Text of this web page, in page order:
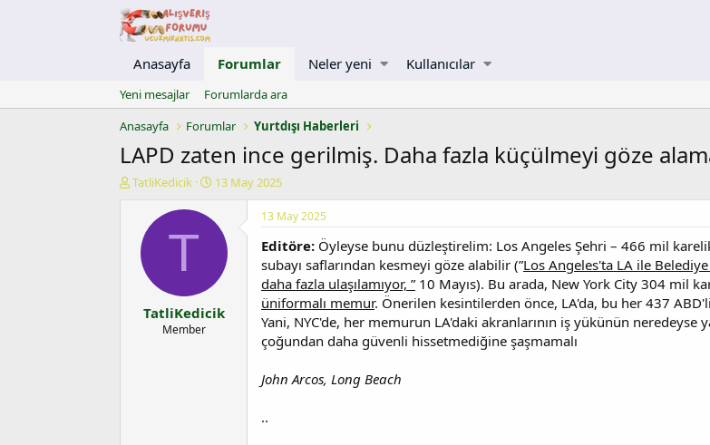
Anasayfa Forumlar Neler yeni Kullanıcılar
Yeni mesajlar
Forumlarda ara
Anasayfa
Forumlar Yurtdışı Haberleri
LAPD zaten ince gerilmiş. Daha fazla küçülmeyi göze
K
TatliKedicik
B
g
ç
13 May 2025
T
TatliKedicik
Member
13 May 2025
Editöre: Öyleyse bunu düzleştirelim: Los Angeles Şehri – 466 mil
subayı saflarından kesmeyi göze alabilir (”Los Angeles'ta LA ile
daha fazla ulaşılamıyor, ” 10 Mayıs). Bu arada, New York City 304 mil
üniformalı memur. Önerilen kesintilerden önce, LA'da, bu her 437
Yani, NYC'de, her memurun LA'daki akranlarının iş yükünün neredeyse
çoğundan daha güvenli hissetmediğine şaşmamalı
John Arcos, Long Beach
..